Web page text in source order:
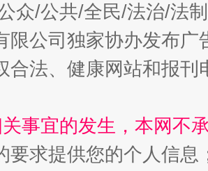
金库”的免责幌子
众/公共/全民/法治/法
限公司独家协办发布
合法、健康网站和报
事宜的发生，本网不
要求提供您的个人信息